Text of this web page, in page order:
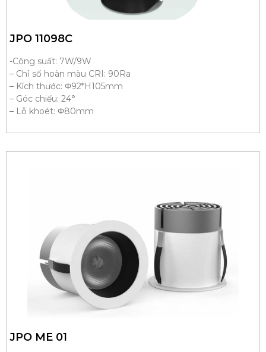
JPO 11098C
-Công suất: 7W/9W
– Chỉ số hoàn màu CRI: 90Ra
– Kích thước: Φ92*H105mm
– Góc chiếu: 24°
– Lỗ khoét: Φ80mm
JPO ME 01